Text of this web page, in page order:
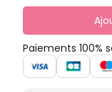
Paiements 100%